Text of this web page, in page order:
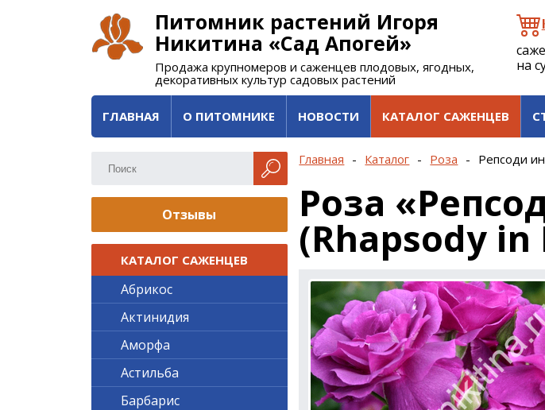
Питомник растений Игоря
Никитина «Сад Апогей»
Продажа крупномеров и саженцев плодовых, ягодных,
декоративных культур садовых растений
на
ГЛАВНАЯ О ПИТОМНИКЕ НОВОСТИ КАТАЛОГ САЖЕНЦЕВ
Главная - Каталог - Роза - Репсоди
Роза
(Rhapsody in
Отзывы
КАТАЛОГ САЖЕНЦЕВ
Абрикос
Актинидия
Аморфа
Астильба
Барбарис